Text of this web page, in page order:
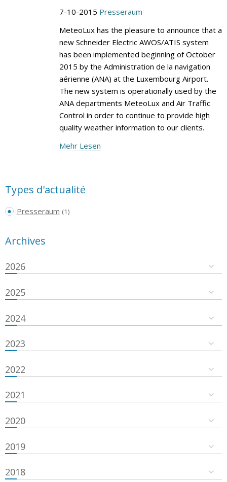
7-10-2015 Presseraum
MeteoLux has the pleasure to announce that a
new Schneider Electric AWOS/ATIS system
has been implemented beginning of October
2015 by the Administration de la navigation
aérienne (ANA) at the Luxembourg Airport.
The new system is operationally used by the
ANA departments MeteoLux and Air Traffic
Control in order to continue to provide high
quality weather information to our clients.
Mehr Lesen
Types d'actualité
Presseraum (1)
Archives
2026
2025
2024
2023
2022
2021
2020
2019
2018